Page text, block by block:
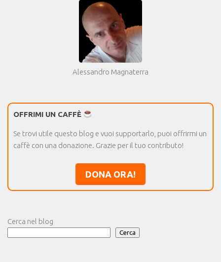
Alessandro Magnaterra
OFFRIMI UN CAFFÈ
Se trovi utile questo blog e vuoi supportarlo, puoi offrirmi un
caffè con una donazione. Grazie per il tuo contributo!
DONA ORA!
Cerca nel blog
Cerca